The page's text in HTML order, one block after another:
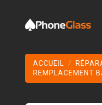
ACCUEIL
REMPLACEMENT